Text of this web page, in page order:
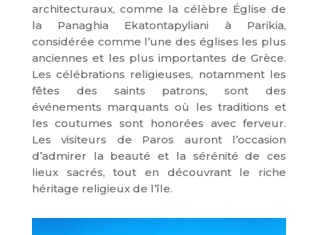
architecturaux, comme la célèbre Église de
la Panaghia Ekatontapyliani à Parikia,
considérée comme l’une des églises les plus
anciennes et les plus importantes de Grèce.
Les célébrations religieuses, notamment les
fêtes des saints patrons, sont des
événements marquants où les traditions et
les coutumes sont honorées avec ferveur.
Les visiteurs de Paros auront l’occasion
d’admirer la beauté et la sérénité de ces
lieux sacrés, tout en découvrant le riche
héritage religieux de l’île.